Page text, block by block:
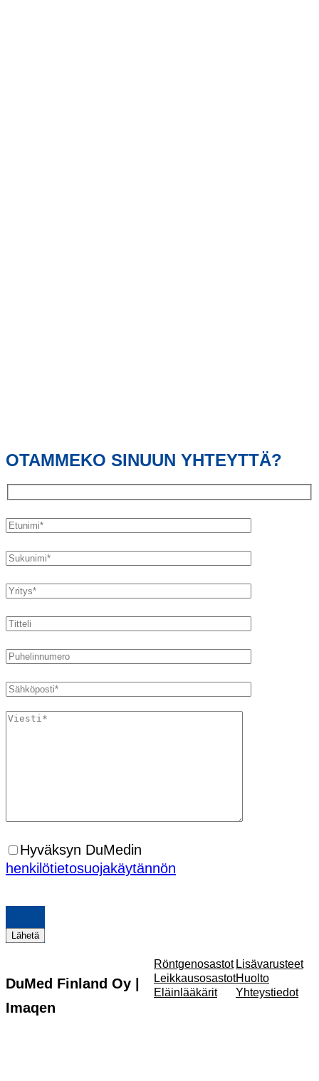
OTAMMEKO SINUUN YHTEYTTÄ?
Hyväksyn DuMedin
henkilötietosuojakäytännön
DuMed Finland Oy |
Imaqen
Röntgenosastot
Leikkausosastot
Eläinlääkärit
Lisävarusteet
Huolto
Yhteystiedot